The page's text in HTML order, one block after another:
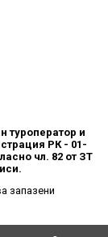
и
РК - 01-
чл. 82 от ЗТ
запазени